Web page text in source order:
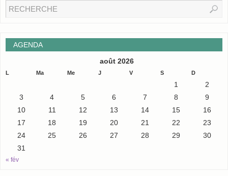
AGENDA
août 2026
L Ma Me J V S D
« fév
1
2
3
4 5 6 7 8
9
10
11 12 13 14 15
16
17
18 19 20 21 22
23
24
25 26 27 28 29
30
31